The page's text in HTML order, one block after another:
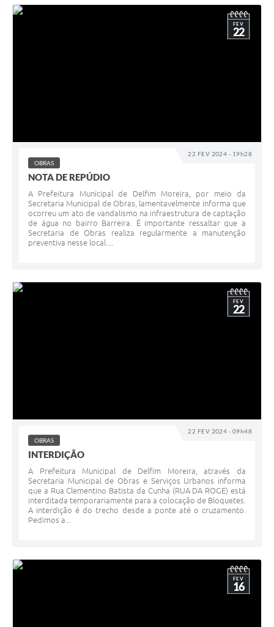
22 FEV 2024 - 19h28
FEV
22
OBRAS
NOTA DE REPÚDIO
A Prefeitura Municipal de Delfim Moreira, por meio da
Secretaria Municipal de Obras, lamentavelmente informa que
ocorreu um ato de vandalismo na infraestrutura de captação
de água no bairro Barreira. É importante ressaltar que a
Secretaria de Obras realiza regularmente a manutenção
preventiva nesse local....
22 FEV 2024 - 09h48
FEV
22
OBRAS
INTERDIÇÃO
A Prefeitura Municipal de Delfim Moreira, através da
Secretaria Municipal de Obras e Serviços Urbanos informa
que a Rua Clementino Batista da Cunha (RUA DA ROGE) está
interditada temporariamente para a colocação de Bloquetes.
A interdição é do trecho desde a ponte até o cruzamento.
Pedimos a...
FEV
16